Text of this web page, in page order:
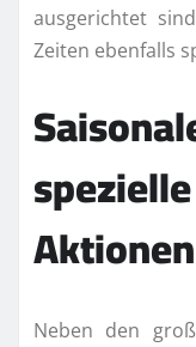
ausgerichtet
Zeiten ebenfalls
Aktionen
Neben den